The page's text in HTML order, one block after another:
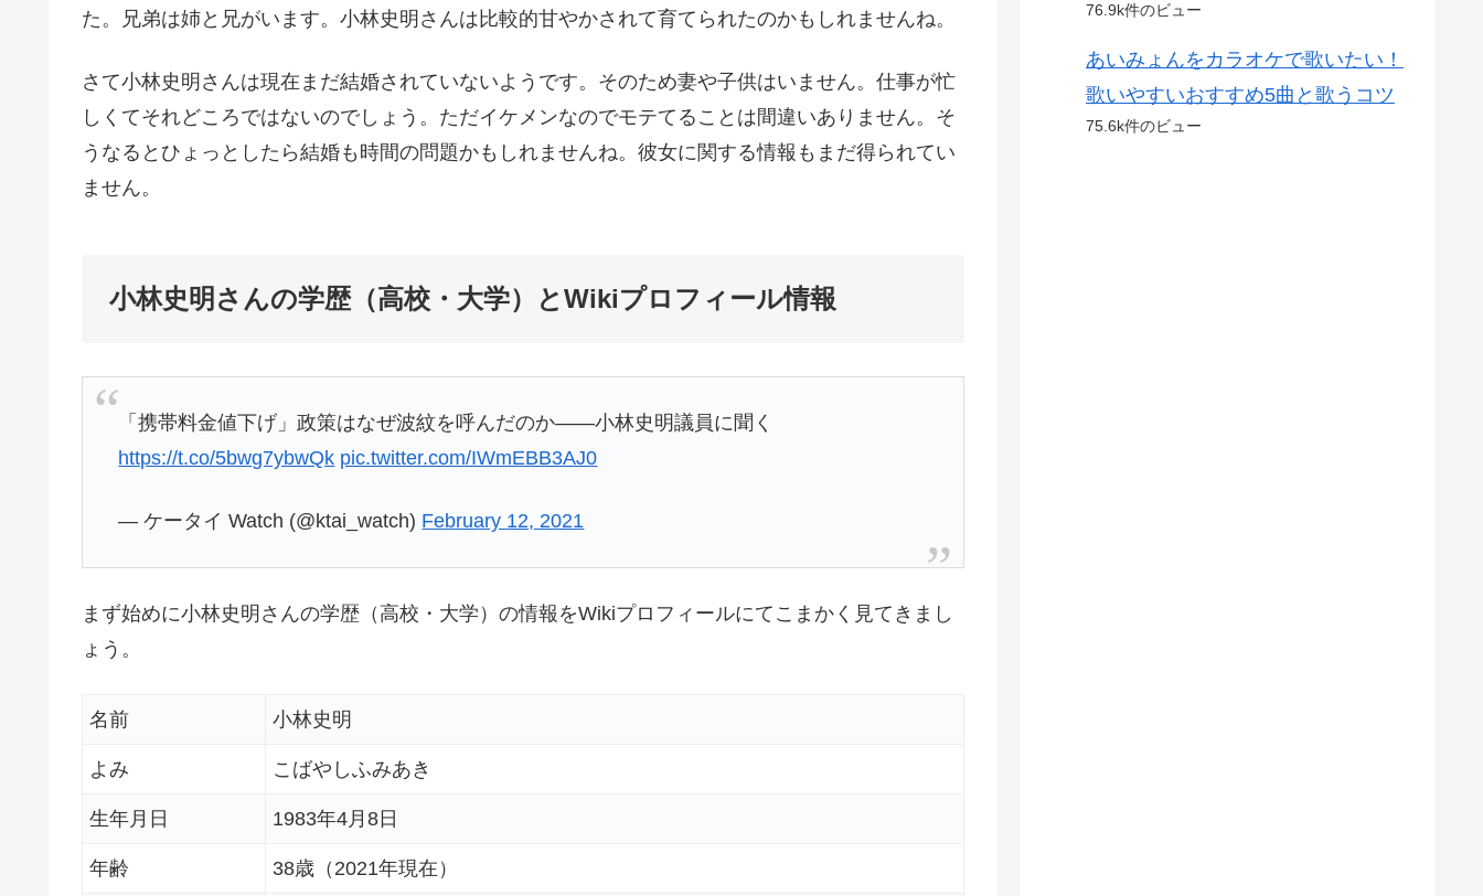
た。兄弟は姉と兄がいます。小林史明さんは比較的甘やかされて育てられたのかもしれませんね。
さて小林史明さんは現在まだ結婚されていないようです。そのため妻や子供はいません。仕事が忙
しくてそれどころではないのでしょう。ただイケメンなのでモテてることは間違いありません。そ
うなるとひょっとしたら結婚も時間の問題かもしれませんね。彼女に関する情報もまだ得られてい
ません。
小林史明さんの学歴（高校・大学）とWikiプロフィール情報
「携帯料金値下げ」政策はなぜ波紋を呼んだのか――小林史明議員に聞く
https://t.co/5bwg7ybwQk pic.twitter.com/IWmEBB3AJ0
— ケータイ Watch (@ktai_watch) February 12, 2021
まず始めに小林史明さんの学歴（高校・大学）の情報をWikiプロフィールにてこまかく見てきまし
ょう。
名前 小林史明
よみ こばやしふみあき
生年月日 1983年4月8日
年齢 38歳（2021年現在）
76.9k件のビュー
あいみょんをカラオケで歌いたい！
歌いやすいおすすめ5曲と歌うコツ
75.6k件のビュー